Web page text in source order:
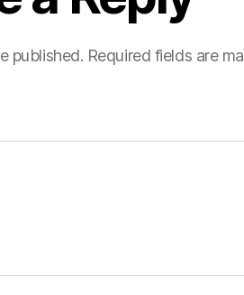
published. Required fields are